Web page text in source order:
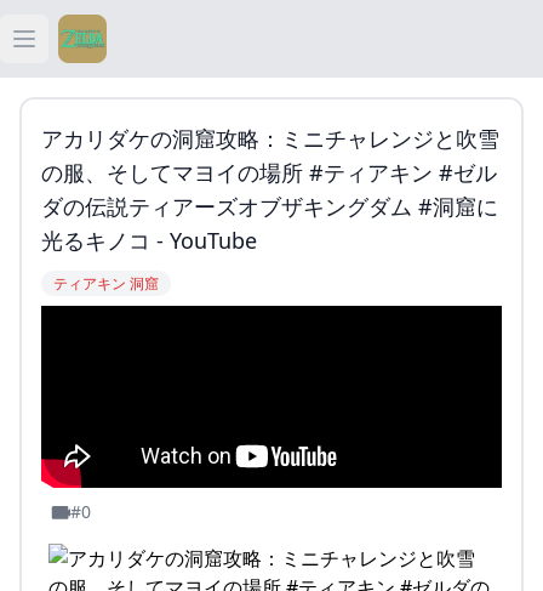
Open main menu
ティアキン
ティアキン 祠
ティアキン 武器
アカリダケの洞窟攻略：ミニチャレンジと吹雪
の服、そしてマヨイの場所 #ティアキン #ゼル
ダの伝説ティアーズオブザキングダム #洞窟に
光るキノコ - YouTube
ティアキン 洞窟
#0